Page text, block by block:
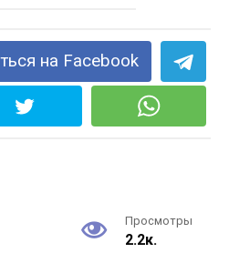
на Facebook
Просмотры
2.2к.